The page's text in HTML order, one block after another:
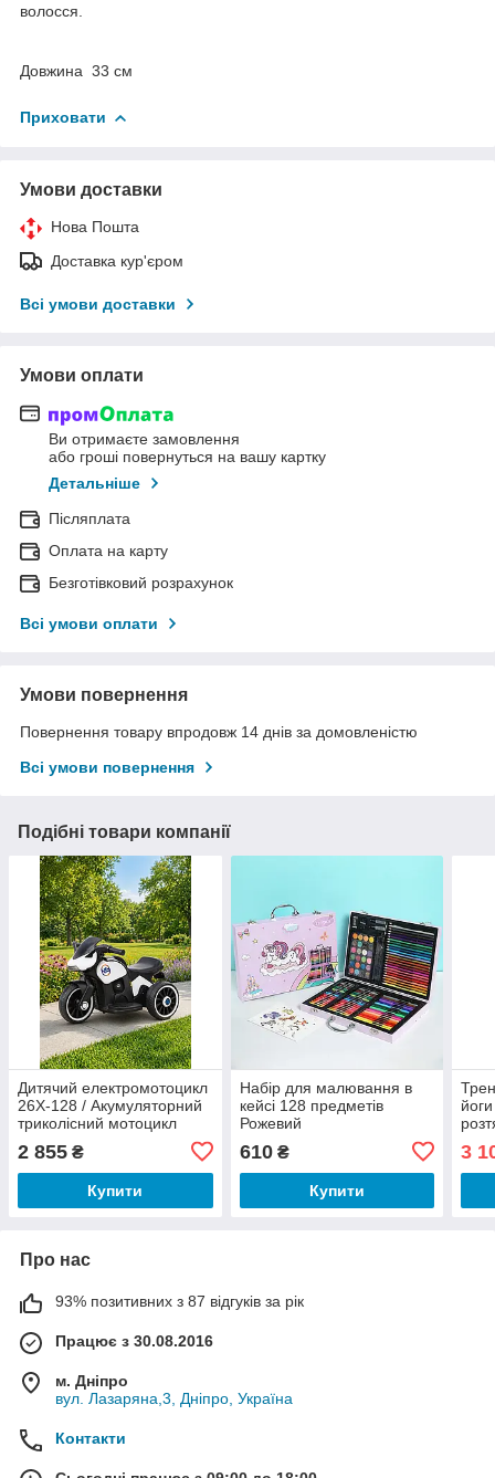
волосся.
Довжина 33 см
Приховати
Умови доставки
Нова Пошта
Доставка кур'єром
Всі умови доставки
Умови оплати
Ви отримаєте замовлення
або гроші повернуться на вашу картку
Детальніше
Післяплата
Оплата на карту
Безготівковий розрахунок
Всі умови оплати
Умови повернення
Повернення товару впродовж 14 днів за домовленістю
Всі умови повернення
Подібні товари компанії
Дитячий електромотоцикл
26X-128 / Акумуляторний
триколісний мотоцикл
2 855 ₴
Купити
Набір для малювання в
кейсі 128 предметів
Рожевий
610₴
Купити
по
180
3
Про нас
93% позитивних з 87 відгуків за рік
Працює з 30.08.2016
м. Дніпро
вул. Лазаряна,3, Дніпро, Україна
Контакти